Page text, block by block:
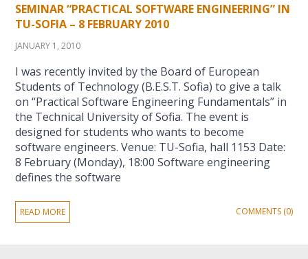
SEMINAR “PRACTICAL SOFTWARE ENGINEERING” IN
TU-SOFIA – 8 FEBRUARY 2010
JANUARY 1, 2010
I was recently invited by the Board of European
Students of Technology (B.E.S.T. Sofia) to give a talk
on “Practical Software Engineering Fundamentals” in
the Technical University of Sofia. The event is
designed for students who wants to become
software engineers. Venue: TU-Sofia, hall 1153 Date:
8 February (Monday), 18:00 Software engineering
defines the software
READ MORE COMMENTS (0)